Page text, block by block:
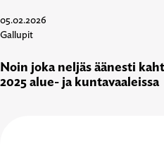
05.02.2026
Gallupit
Noin joka neljäs äänesti
2025 alue- ja kuntavaaleissa